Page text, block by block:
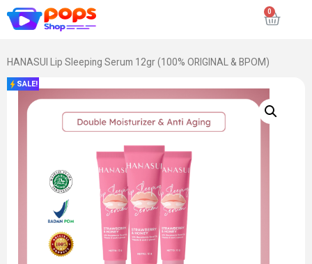
HANASUI Lip Sleeping Serum 12gr (100% ORIGINAL & BPOM)
SALE!